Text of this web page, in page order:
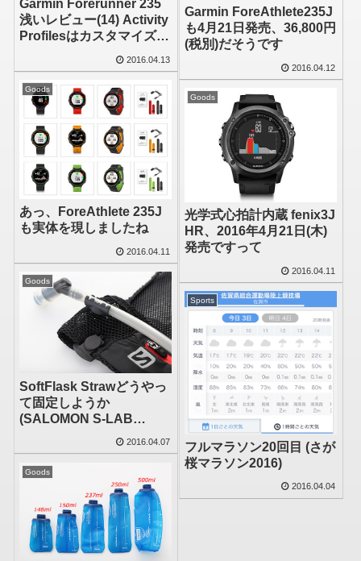
Garmin Forerunner 235
浅いレビュー(14) Activity
Profilesはカスタマイズで
たかな
2016.04.13
Garmin ForeAthlete235J
も4月21日発売、36,800円
(税別)だそうです
2016.04.12
Goods
あっ、ForeAthlete 235J
も実体を現しましたね
2016.04.11
Goods
光学式心拍計内蔵 fenix3J
HR、2016年4月21日(木)
発売ですって
2016.04.11
Goods
SoftFlask Strawどうやっ
て固定しようか
(SALOMON S-LAB
SENSE SETの場合)
2016.04.07
Sports
フルマラソン20回目 (さが
桜マラソン2016)
2016.04.04
Goods